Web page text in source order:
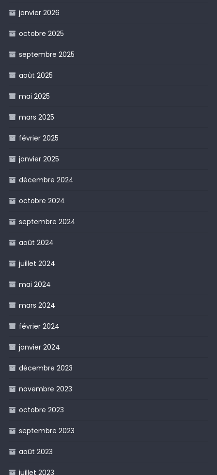
janvier 2026
octobre 2025
septembre 2025
août 2025
mai 2025
mars 2025
février 2025
janvier 2025
décembre 2024
octobre 2024
septembre 2024
août 2024
juillet 2024
mai 2024
mars 2024
février 2024
janvier 2024
décembre 2023
novembre 2023
octobre 2023
septembre 2023
août 2023
juillet 2023